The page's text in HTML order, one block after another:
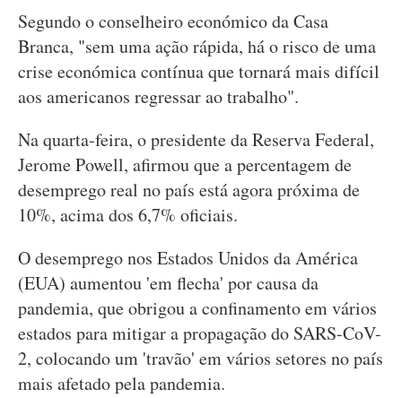
Segundo o conselheiro económico da Casa
Branca, "sem uma ação rápida, há o risco de uma
crise económica contínua que tornará mais difícil
aos americanos regressar ao trabalho".
Na quarta-feira, o presidente da Reserva Federal,
Jerome Powell, afirmou que a percentagem de
desemprego real no país está agora próxima de
10%, acima dos 6,7% oficiais.
O desemprego nos Estados Unidos da América
(EUA) aumentou 'em flecha' por causa da
pandemia, que obrigou a confinamento em vários
estados para mitigar a propagação do SARS-CoV-
2, colocando um 'travão' em vários setores no país
mais afetado pela pandemia.